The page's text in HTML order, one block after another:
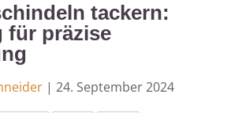
tackern:
für präzise
| 24. September 2024